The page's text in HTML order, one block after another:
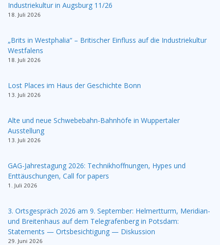
Industriekultur in Augsburg 11/26
18. Juli 2026
„Brits in Westphalia“ – Britischer Einfluss auf die Industriekultur
Westfalens
18. Juli 2026
Lost Places im Haus der Geschichte Bonn
13. Juli 2026
Alte und neue Schwebebahn-Bahnhöfe in Wuppertaler
Ausstellung
13. Juli 2026
GAG-Jahrestagung 2026: Technikhoffnungen, Hypes und
Enttäuschungen, Call for papers
1. Juli 2026
3. Ortsgespräch 2026 am 9. September: Helmertturm, Meridian-
und Breitenhaus auf dem Telegrafenberg in Potsdam:
Statements — Ortsbesichtigung — Diskussion
29. Juni 2026